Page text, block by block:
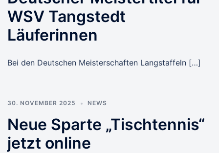
WSV Tangstedt
Läuferinnen
Bei den Deutschen Meisterschaften Langstaffeln […]
30. NOVEMBER 2025 NEWS
Neue Sparte „Tischtennis“
jetzt online